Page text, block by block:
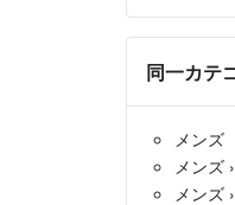
同一カテ
メンズ
メンズ ›
メンズ ›